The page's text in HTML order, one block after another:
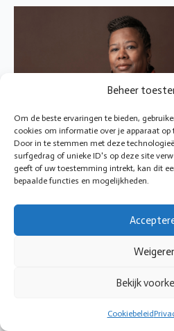
Beheer
Om de beste ervaringen te bieden,
cookies om informatie over je apparaat
Door in te stemmen met deze
surfgedrag of unieke ID's op deze site
geeft of uw toestemming intrekt, kan dit
bepaalde functies en mogelijkheden.
Bekijk
Cookiebeleid